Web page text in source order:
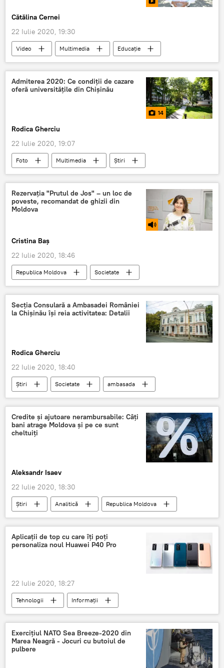
Cătălina Cernei
22 Iulie 2020, 19:30
Video Multimedia
Educație
Societate
Universitate
studenți
admitere
Republica Moldova
ADMITEREA 2020: CE UNIVERSITATE ALEGI
Admiterea 2020: Ce condiții de cazare
oferă universitățile din Chișinău
14
Rodica Gherciu
22 Iulie 2020, 19:07
Foto Multimedia
Știri
Societate
cămine studențești
cămine
studenți străini
numărul studenților
Educație
Rezervaţia "Prutul de Jos" – un loc de
poveste, recomandat de ghizii din
Moldova
Cristina Baș
22 Iulie 2020, 18:46
Republica Moldova
Societate
Podcasturi
Podcasturi
destinații turistice
Moldova Prut
Secția Consulară a Ambasadei României
la Chișinău își reia activitatea: Detalii
Rodica Gherciu
22 Iulie 2020, 18:40
Știri Societate
ambasada
Ambasada României
Activitate diplomatică
Credite și ajutoare nerambursabile: Câți
bani atrage Moldova și pe ce sunt
cheltuiți
Aleksandr Isaev
22 Iulie 2020, 18:30
Știri Analitică
Republica Moldova
Relații internaționale
Editoriale
Opinie
Aplicații de top cu care îți poți
personaliza noul Huawei P40 Pro
22 Iulie 2020, 18:27
Tehnologii
Informații
Știrile companiilor
aplicații
top
Huawei
Exercițiul NATO Sea Breeze-2020 din
Marea Neagră - Jocuri cu butoiul de
pulbere